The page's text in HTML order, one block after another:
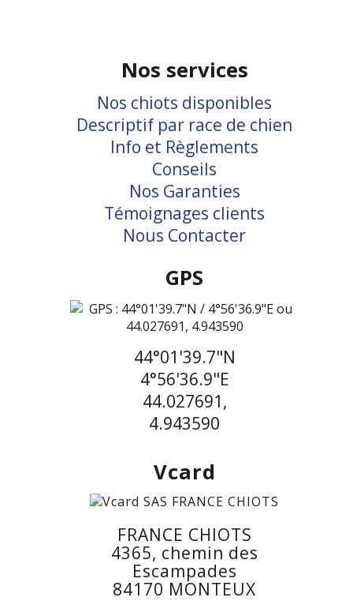
Nos services
Nos chiots disponibles
Descriptif par race de chien
Info et Règlements
Conseils
Nos Garanties
Témoignages clients
Nous Contacter
GPS
44°01'39.7"N
4°56'36.9"E
44.027691,
4.943590
Vcard
FRANCE CHIOTS
4365, chemin des
Escampades
84170 MONTEUX